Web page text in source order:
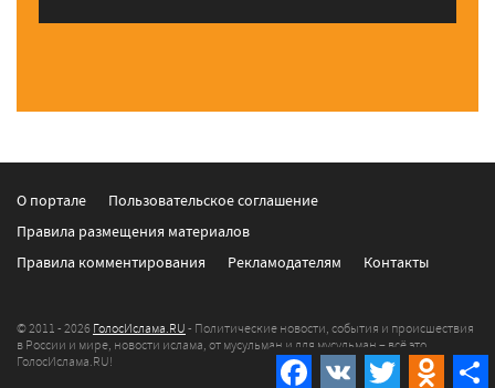
Facebook
VK Twitter
О портале
Пользовательское соглашение
Правила размещения материалов
Правила комментирования
Рекламодателям Контакты
© 2011 - 2026 ГолосИслама.RU - Политические новости, события и происшествия
в России и мире, новости ислама, от мусульман и для мусульман – всё это
ГолосИслама.RU!